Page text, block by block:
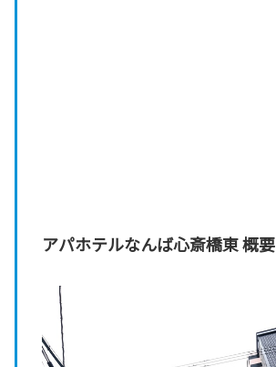
アパホテルなんば心斎橋東 概要